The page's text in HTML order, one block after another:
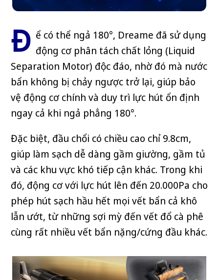
Đ ể có thể ngả 180°, Dreame đã sử dụng
động cơ phân tách chất lỏng (Liquid
Separation Motor) độc đáo, nhờ đó mà nước
bẩn không bị chảy ngược trở lại, giúp bảo
vệ động cơ chính và duy trì lực hút ổn định
ngay cả khi ngả phẳng 180°.
Đặc biệt, đầu chổi có chiều cao chỉ 9.8cm,
giúp làm sạch dễ dàng gầm giường, gầm tủ
và các khu vực khó tiếp cận khác. Trong khi
đó, động cơ với lực hút lên đến 20.000Pa cho
phép hút sạch hầu hết mọi vết bẩn cả khô
lẫn ướt, từ những sợi mỳ đến vết đổ cà phê
cùng rất nhiều vết bẩn nặng/cứng đầu khác.